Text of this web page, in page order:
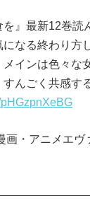
』最新12巻読
なる終わり方
インは色々な
んごく共感
・アニメエヴ